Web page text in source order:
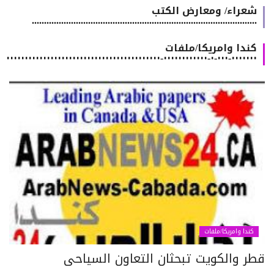
شعراء/ ومعارض الكتب
............................................................................................
كندا وامريكا/ملفات
٠٠٠٠٠٠٠-٠٠٠-٠-٠٠٠٠٠٠٠٠٠٠٠٠-٠٠٠٠٠٠٠٠٠٠٠٠٠٠٠٠٠٠٠٠٠٠٠٠٠٠٠٠٠٠٠٠٠٠٠٠٠٠٠٠٠٠
كندا وامريكا/ملفات
والكويت تبحثان التعاون السياحي